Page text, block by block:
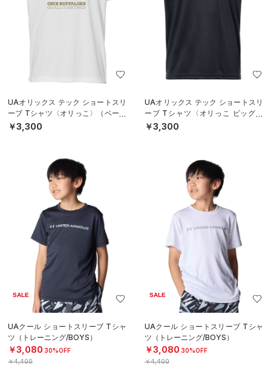
UAオリックス テック ショートスリ
ーブ Tシャツ〈オリっこ〉（ベース
ボール/KIDS）
￥3,300
UAオリックス テック ショートスリ
ーブ Tシャツ〈オリっこ ビッグロ
ゴ〉（ベースボール/KIDS）
￥3,300
SALE
UAクール ショートスリーブ Tシャ
ツ（トレーニング/BOYS）
￥3,080 30%OFF
￥4,400
SALE
UAクール ショートスリーブ Tシャ
ツ（トレーニング/BOYS）
￥3,080 30%OFF
￥4,400